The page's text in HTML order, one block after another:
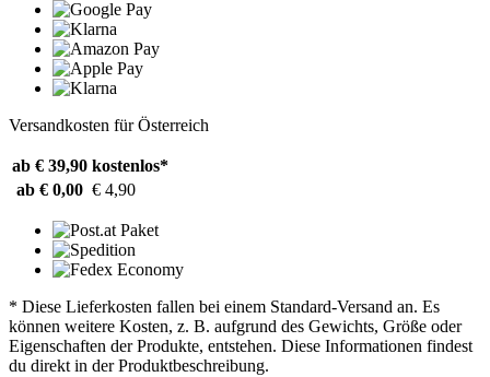
Versandkosten für Österreich
ab € 39,90 kostenlos*
ab € 0,00 € 4,90
* Diese Lieferkosten fallen bei einem Standard-Versand an. Es
können weitere Kosten, z. B. aufgrund des Gewichts, Größe oder
Eigenschaften der Produkte, entstehen. Diese Informationen findest
du direkt in der Produktbeschreibung.